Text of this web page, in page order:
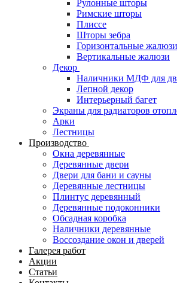
Рулонные шторы
Римские шторы
Плиссе
Шторы зебра
Горизонтальные жалюзи
Вертикальные жалюзи
Декор
Наличники МДФ для
Лепной декор
Интерьерный багет
Экраны для радиаторов
Арки
Лестницы
Производство
Окна деревянные
Деревянные двери
Двери для бани и сауны
Деревянные лестницы
Плинтус деревянный
Деревянные подоконники
Обсадная коробка
Наличники деревянные
Воссоздание окон и дверей
Галерея работ
Акции
Статьи